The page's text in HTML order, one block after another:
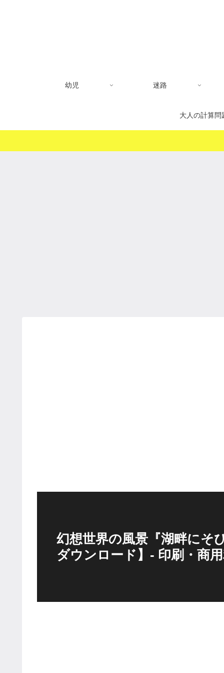
幼児 迷路
大人の計算問
幻想世界の風景『湖畔にそ
ダウンロード】- 印刷・商